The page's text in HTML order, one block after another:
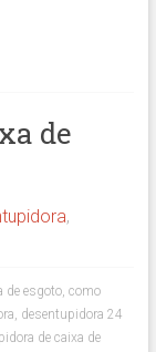
de
,
de esgoto, como
, desentupidora 24
de caixa de